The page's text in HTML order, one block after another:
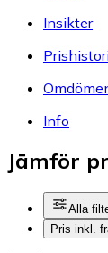
Insikter
Info
Jämför
Alla
Pris inkl.